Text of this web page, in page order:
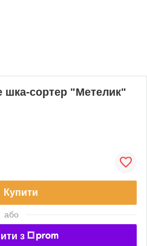
шка-сортер "Метелик"
Купити
або
з